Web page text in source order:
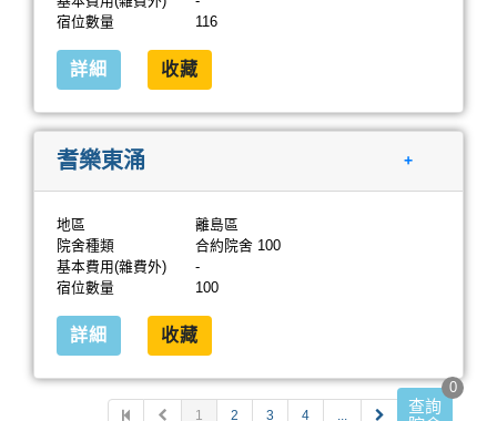
宿位數量
116
詳細 收藏
耆樂東涌 +
地區
離島區
院舍種類
合約院舍 100
基本費用(雜費外)
-
宿位數量
100
詳細 收藏
1 2 3 4
查詢
0